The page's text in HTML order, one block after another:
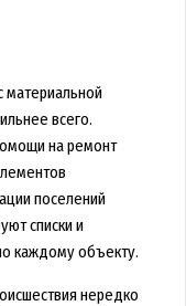
материальной
всего.
на ремонт
поселений
списки и
каждому объекту.
нередко